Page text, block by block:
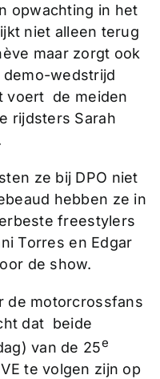
opwachting in het
niet alleen terug
maar zorgt ook
wedstrijd
voert de meiden
rijdsters Sarah
ze bij DPO niet
hebben ze in
freestylers
Torres en Edgar
de show.
de motorcrossfans
dat beide
van de 25e
te volgen zijn op